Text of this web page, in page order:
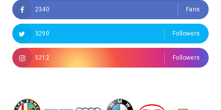
2340 Fans
3290 Followers
5212 Followers